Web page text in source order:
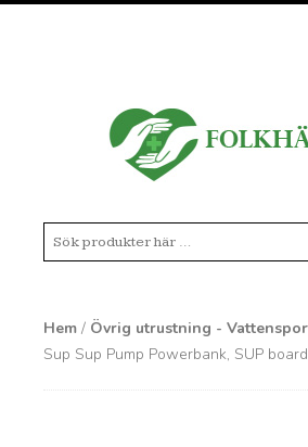
Hem / Övrig utrustning -
Sup Sup Pump Powerbank, SUP